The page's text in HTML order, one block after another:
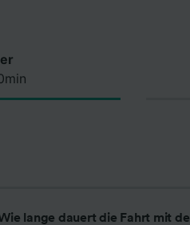
lange dauert die Fahrt mit